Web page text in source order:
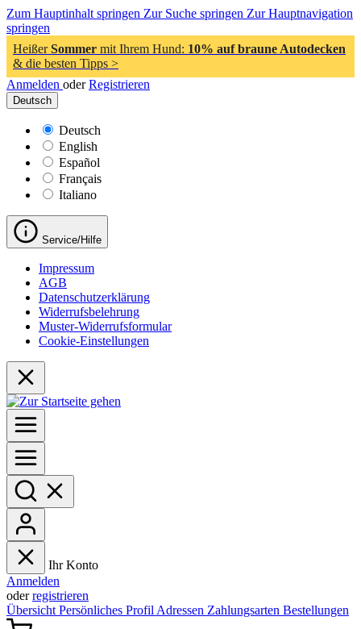
Zum Hauptinhalt springen Zur Suche springen Zur Hauptnavigation
springen
HeißerSommer mit Ihrem Hund: 10% auf braune Autodecken
& die besten Tipps >
Anmelden oder Registrieren
Deutsch
Deutsch
English
Español
Français
Italiano
Service/Hilfe
Impressum
AGB
Datenschutzerklärung
Widerrufsbelehrung
Muster-Widerrufsformular
Cookie-Einstellungen
Ihr Konto
Anmelden
oderregistrieren
Übersicht Persönliches Profil Adressen Zahlungsarten Bestellungen